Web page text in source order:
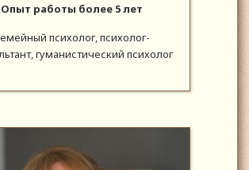
Опыт работы более 5 лет
психолог, психолог-
гуманистический психолог